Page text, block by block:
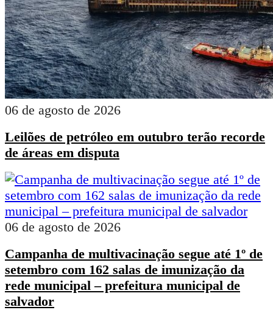
06 de agosto de 2026
Leilões de petróleo em outubro terão recorde
de áreas em disputa
06 de agosto de 2026
Campanha de multivacinação segue até 1º de
setembro com 162 salas de imunização da
rede municipal – prefeitura municipal de
salvador